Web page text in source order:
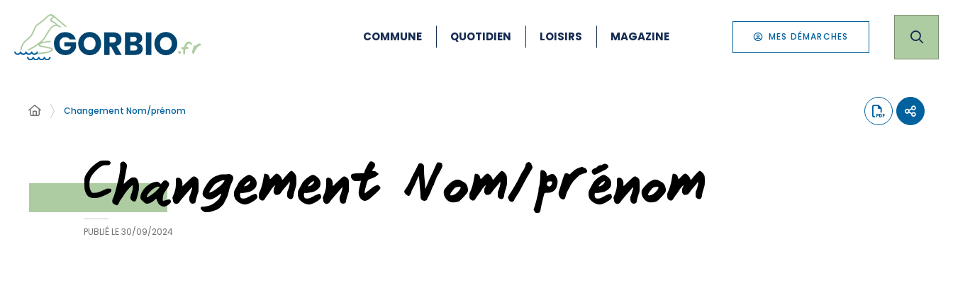
COMMUNE QUOTIDIEN LOISIRS MAGAZINE MES DÉMARCHES
Changement Nom/prénom
Changement Nom/prénom
PUBLIÉ LE30/09/2024